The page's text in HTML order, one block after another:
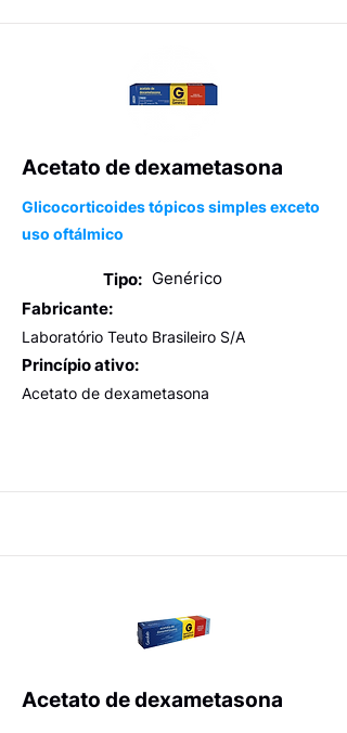
Acetato de dexametasona
Glicocorticoides tópicos simples exceto
uso oftálmico
Tipo: Genérico
Fabricante:
Laboratório Teuto Brasileiro S/A
Princípio ativo:
Acetato de dexametasona
Acetato de dexametasona